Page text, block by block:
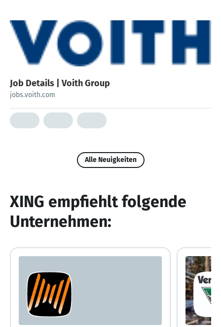
Job Details | Voith Group
jobs.voith.com
Alle Neuigkeiten
XING empfiehlt folgende
Unternehmen: